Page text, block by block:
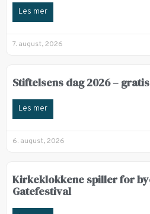
Les mer
7. august, 2026
Stiftelsens dag 2026 –
Les mer
6. august, 2026
Kirkeklokkene spiller for
Gatefestival